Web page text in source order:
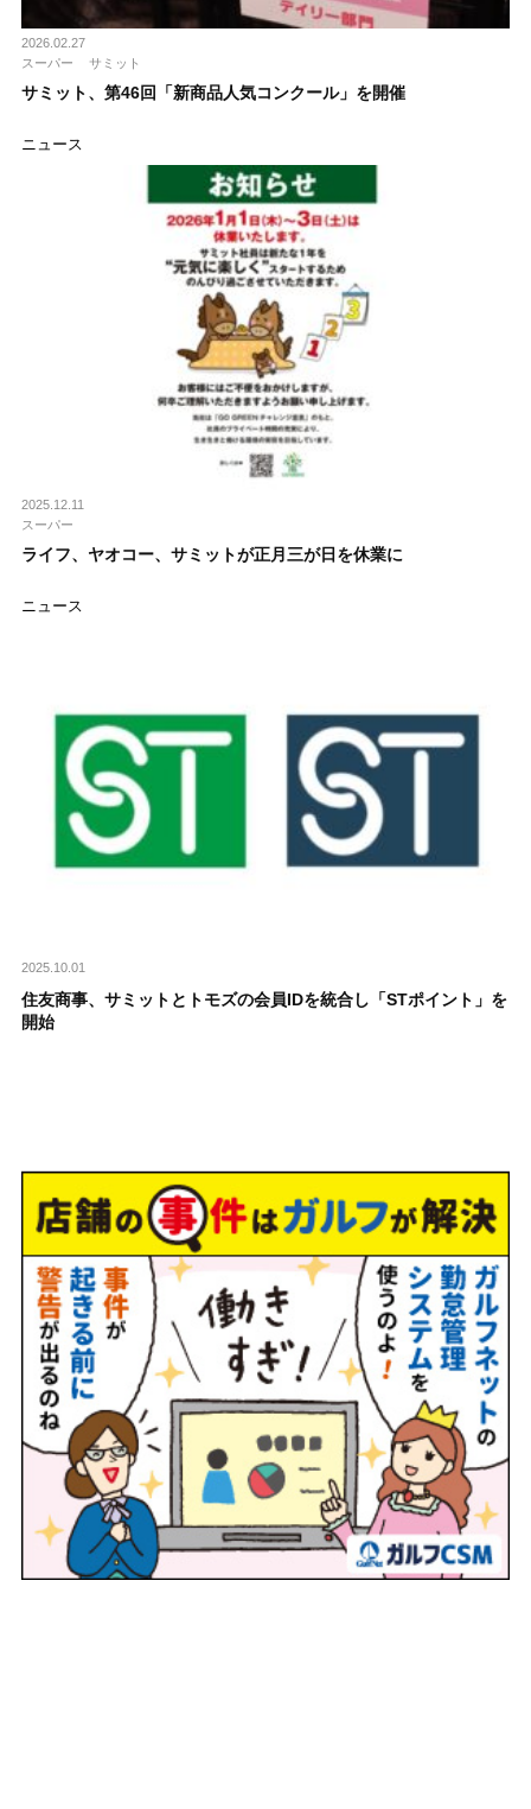
2026.02.27
スーパー
サミット
サミット、第46回「新商品人気コンクール」を開催
ニュース
2025.12.11
スーパー
ライフ、ヤオコー、サミットが正月三が日を休業に
ニュース
2025.10.01
住友商事、サミットとトモズの会員IDを統合し「STポイント」を
開始